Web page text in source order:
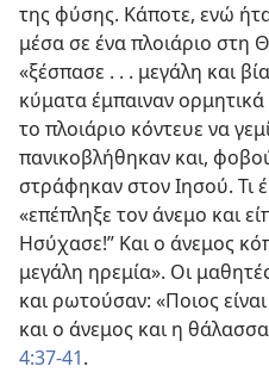
της φύσης. Κάποτε, ενώ
μέσα σε ένα πλοιάριο στη
«ξέσπασε . . . μεγάλη και
κύματα έμπαιναν
το πλοιάριο κόντευε να
πανικοβλήθηκαν και,
στράφηκαν στον Ιησού. Τι
«επέπληξε τον άνεμο και
Ησύχασε!” Και ο άνεμος
μεγάλη ηρεμία». Οι
και ρωτούσαν: «Ποιος
και ο άνεμος και η
4:37-41.